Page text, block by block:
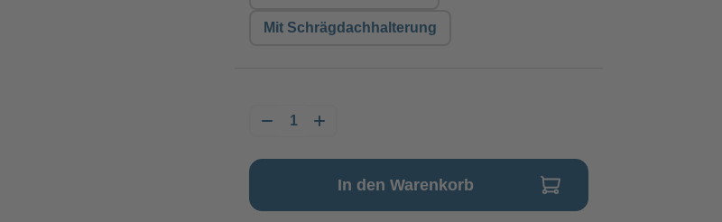
Mit Schrägdachhalterung
In den Warenkorb